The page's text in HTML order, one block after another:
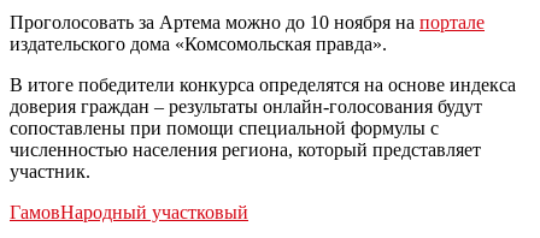
Проголосовать за Артема можно до 10 ноября на портале
издательского дома «Комсомольская правда».
В итоге победители конкурса определятся на основе индекса
доверия граждан – результаты онлайн-голосования будут
сопоставлены при помощи специальной формулы с
численностью населения региона, который представляет
участник.
ГамовНародный участковый